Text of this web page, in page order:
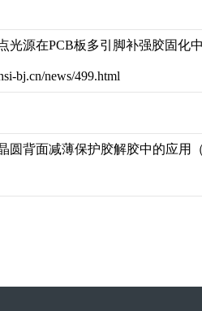
光源在PCB板多引脚补强胶固化
bj.cn/news/499.html
圆背面减薄保护胶解胶中的应用